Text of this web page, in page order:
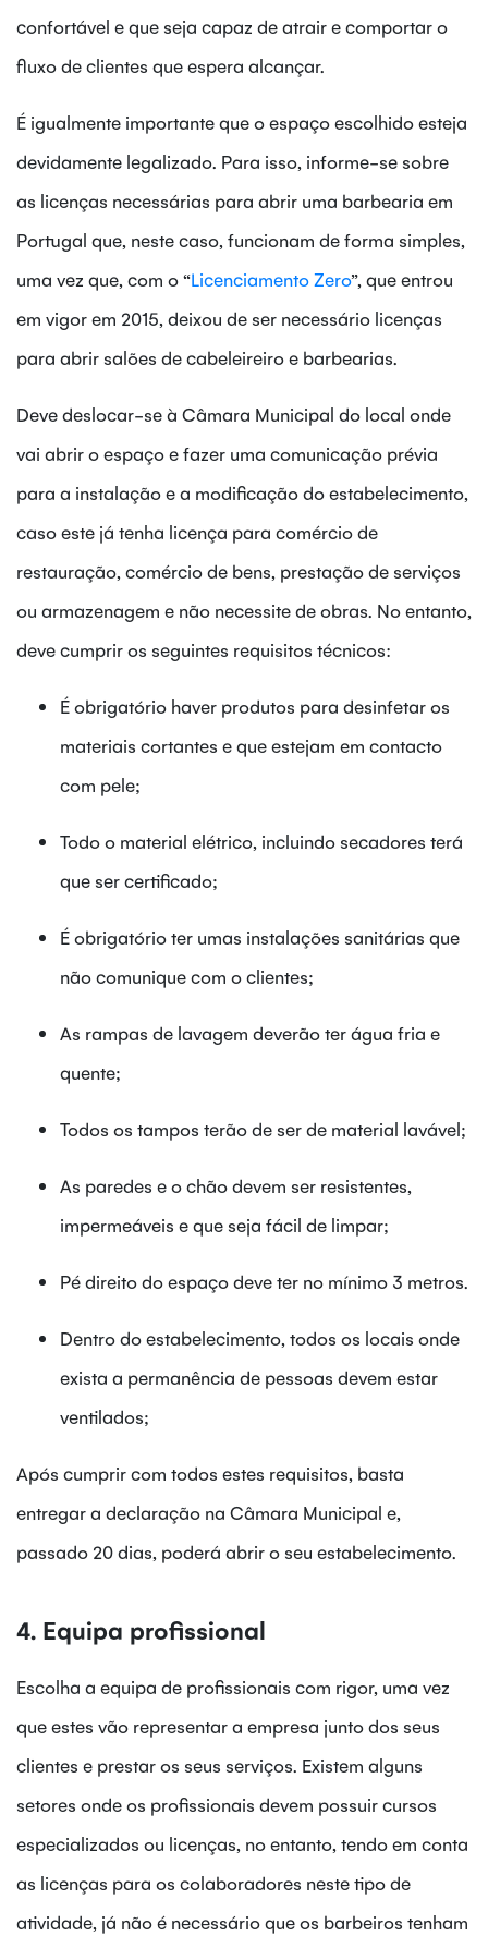
confortável e que seja capaz de atrair e comportar o
fluxo de clientes que espera alcançar.
É igualmente importante que o espaço escolhido esteja
devidamente legalizado. Para isso, informe-se sobre
as licenças necessárias para abrir uma barbearia em
Portugal que, neste caso, funcionam de forma simples,
uma vez que, com o “Licenciamento Zero”, que entrou
em vigor em 2015, deixou de ser necessário licenças
para abrir salões de cabeleireiro e barbearias.
Deve deslocar-se à Câmara Municipal do local onde
vai abrir o espaço e fazer uma comunicação prévia
para a instalação e a modificação do estabelecimento,
caso este já tenha licença para comércio de
restauração, comércio de bens, prestação de serviços
ou armazenagem e não necessite de obras. No entanto,
deve cumprir os seguintes requisitos técnicos:
É obrigatório haver produtos para desinfetar os
materiais cortantes e que estejam em contacto
com pele;
Todo o material elétrico, incluindo secadores terá
que ser certificado;
É obrigatório ter umas instalações sanitárias que
não comunique com o clientes;
As rampas de lavagem deverão ter água fria e
quente;
Todos os tampos terão de ser de material lavável;
As paredes e o chão devem ser resistentes,
impermeáveis e que seja fácil de limpar;
Pé direito do espaço deve ter no mínimo 3 metros.
Dentro do estabelecimento, todos os locais onde
exista a permanência de pessoas devem estar
ventilados;
Após cumprir com todos estes requisitos, basta
entregar a declaração na Câmara Municipal e,
passado 20 dias, poderá abrir o seu estabelecimento.
4. Equipa profissional
Escolha a equipa de profissionais com rigor, uma vez
que estes vão representar a empresa junto dos seus
clientes e prestar os seus serviços. Existem alguns
setores onde os profissionais devem possuir cursos
especializados ou licenças, no entanto, tendo em conta
as licenças para os colaboradores neste tipo de
atividade, já não é necessário que os barbeiros tenham